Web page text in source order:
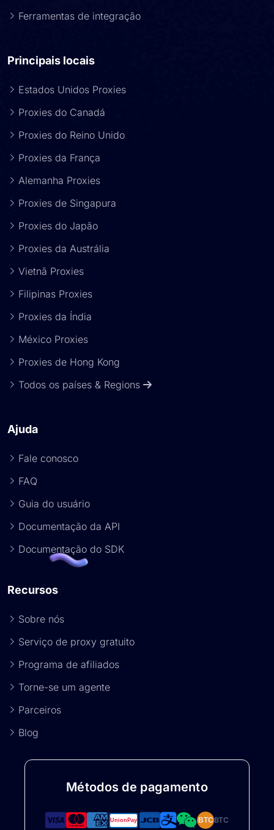
Ferramentas de integração
Principais locais
Estados Unidos Proxies
Proxies do Canadá
Proxies do Reino Unido
Proxies da França
Alemanha Proxies
Proxies de Singapura
Proxies do Japão
Proxies da Austrália
Vietnã Proxies
Filipinas Proxies
Proxies da Índia
México Proxies
Proxies de Hong Kong
Todos os países & Regions
Ajuda
Fale conosco
FAQ
Guia do usuário
Documentação da API
Documentação do SDK
Recursos
Sobre nós
Serviço de proxy gratuito
Programa de afiliados
Torne-se um agente
Parceiros
Blog
Métodos de pagamento
BTCBTC